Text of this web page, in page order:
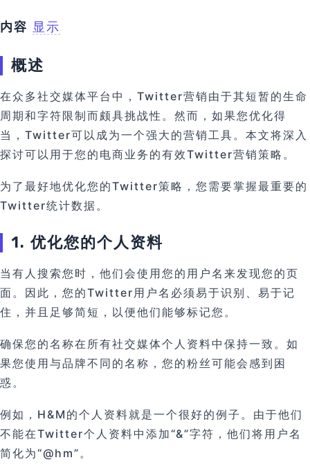
内容 显示
概述
在众多社交媒体平台中，Twitter营销由于其短暂的生命
周期和字符限制而颇具挑战性。然而，如果您优化得
当，Twitter可以成为一个强大的营销工具。本文将深入
探讨可以用于您的电商业务的有效Twitter营销策略。
为了最好地优化您的Twitter策略，您需要掌握最重要的
Twitter统计数据。
1. 优化您的个人资料
当有人搜索您时，他们会使用您的用户名来发现您的页
面。因此，您的Twitter用户名必须易于识别、易于记
住，并且足够简短，以便他们能够标记您。
确保您的名称在所有社交媒体个人资料中保持一致。如
果您使用与品牌不同的名称，您的粉丝可能会感到困
惑。
例如，H&M的个人资料就是一个很好的例子。由于他们
不能在Twitter个人资料中添加“&”字符，他们将用户名
简化为“@hm”。